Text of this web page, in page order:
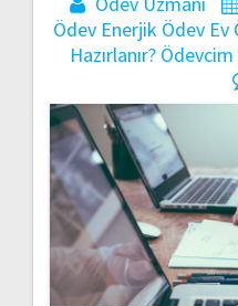
Ödev Enerjik Ödev Ev
Hazırlanır? Ödevcim